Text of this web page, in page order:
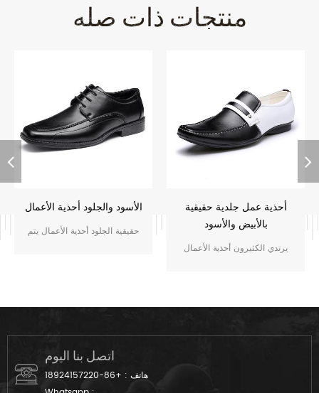
منتجات ذات صله
الأسود والجلود أحذية الأعمال
حقيقية الجلود أحذية الأعمال يتم
أحذية عمل جلدية حقيقية
بالأبيض والأسود
يرتدي الكثيرون أحذية الأعمال
ضباط الرجال الوعرة بتصميم
اتصل بنا اليوم
هاتف : +86-18924157220